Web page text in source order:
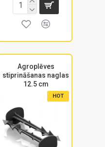
Agroplēves
stiprināšanas naglas
12.5 cm
HOT